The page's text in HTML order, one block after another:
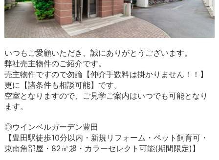
いつもご愛顧いただき、誠にありがとうございます。
弊社売主物件のご紹介です。
売主物件ですので勿論【仲介手数料は掛かりません！！】
更に【諸条件も相談可能】です。
空室となりますので、ご見学ご案内はいつでも可能となり
ます。
◎ウインベルガーデン豊田
【豊田駅徒歩10分以内・新規リフォーム・ペット飼育可・
東南角部屋・82㎡超・カラーセレクト可能(期間限定)】